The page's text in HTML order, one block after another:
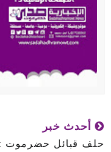
أحدث خبر
قبائل حضرموت : لا